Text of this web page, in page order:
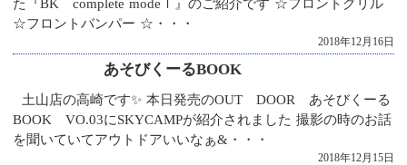
た『BK complete modeｌ』のご紹介です ☆フロントグリル
☆フロントバンパー ☆・・・
2018年12月16日
あそびくーるBOOK
土山店の高崎です✨ 本日発売のOUT DOOR あそびくーる
BOOK VO.03にSKYCAMPが紹介されました 撮影の時のお話
を聞いていてアウトドアいいなぁ&・・・
2018年12月15日